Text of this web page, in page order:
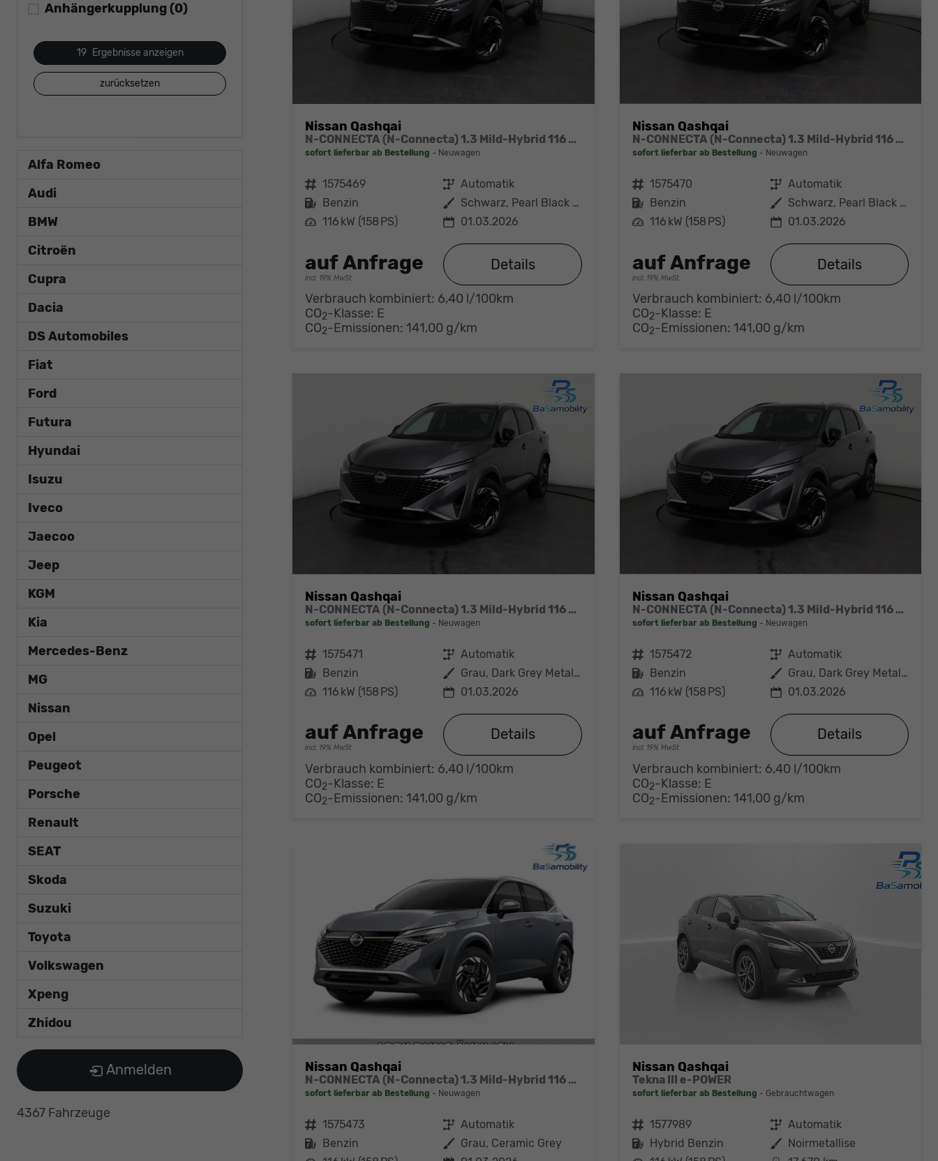
Nissan Qashqai
N-CONNECTA (N-Connecta) 1.3 Mild-Hybrid 116 kW (158 PS) X-tronic 2WD
sofort lieferbar ab Bestellung Neuwagen
Fahrzeugnr. 1575469 Getriebe Automatik
Kraftstoff
Benzin Außenfarbe
Schwarz, Pearl Black Metallic
Leistung 116 kW (158 PS) 01.03.2026
auf Anfrage
incl. 19% MwSt.
Details
Verbrauch kombiniert: 6,40 l/100km
CO2-Klasse: E
CO2-Emissionen:141,00 g/km
Nissan Qashqai
N-CONNECTA (N-Connecta) 1.3 Mild-Hybrid 116 kW (158 PS) X-tronic 2WD
sofort lieferbar ab Bestellung Neuwagen
Fahrzeugnr. 1575470 Getriebe Automatik
Kraftstoff
Benzin Außenfarbe
Schwarz, Pearl Black Metallic
Leistung 116 kW (158 PS) 01.03.2026
auf Anfrage
incl. 19% MwSt.
Details
Verbrauch kombiniert: 6,40 l/100km
CO2-Klasse: E
CO2-Emissionen: 141,00 g/km
Nissan Qashqai
N-CONNECTA (N-Connecta) 1.3 Mild-Hybrid 116 kW (158 PS) X-tronic 2WD
sofort lieferbar ab Bestellung Neuwagen
Fahrzeugnr. 1575471 Getriebe Automatik
Kraftstoff Benzin Außenfarbe
Grau, Dark Grey Metallic
Leistung 116 kW (158 PS) 01.03.2026
auf Anfrage
incl. 19% MwSt.
Details
Verbrauch kombiniert: 6,40 l/100km
CO2-Klasse: E
CO2-Emissionen:141,00 g/km
Nissan Qashqai
N-CONNECTA (N-Connecta) 1.3 Mild-Hybrid 116 kW (158 PS) X-tronic 2WD
sofort lieferbar ab Bestellung Neuwagen
Fahrzeugnr. 1575472 Getriebe Automatik
Kraftstoff Benzin Außenfarbe
Grau, Dark Grey Metallic
Leistung 116 kW (158 PS) 01.03.2026
auf Anfrage
incl. 19% MwSt.
Details
Verbrauch kombiniert: 6,40 l/100km
CO2-Klasse: E
CO2-Emissionen: 141,00 g/km
Nissan Qashqai
N-CONNECTA (N-Connecta) 1.3 Mild-Hybrid 116 kW (158 PS) X-tronic 2WD
sofort lieferbar ab Bestellung Neuwagen
Fahrzeugnr. 1575473 Getriebe Automatik
Kraftstoff Benzin Außenfarbe Grau, Ceramic Grey
Nissan Qashqai
Tekna III e-POWER
sofort lieferbar ab Bestellung Gebrauchtwagen
Fahrzeugnr. 1577989 Getriebe Automatik
Kraftstoff Hybrid Benzin Außenfarbe Noirmetallise
Anhängerkupplung (0)
19 Ergebnisse anzeigen
zurücksetzen
Alfa Romeo
Audi
BMW
Citroën
Cupra
Dacia
DS Automobiles
Fiat
Ford
Futura
Hyundai
Isuzu
Iveco
Jaecoo
Jeep
KGM
Kia
Mercedes-Benz
MG
Nissan
Opel
Peugeot
Porsche
Renault
SEAT
Skoda
Suzuki
Toyota
Volkswagen
Xpeng
Zhidou
Anmelden
4367 Fahrzeuge